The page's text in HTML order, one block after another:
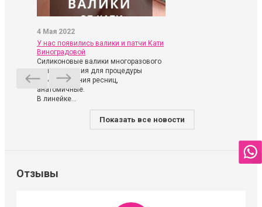
4 Мая 2022
У нас появились валики и патчи Кати
Виноградовой
Силиконовые валики многоразового
использования для процедуры
ламинирования ресниц,
анатомичные.
В линейке...
Показать все новости
Отзывы